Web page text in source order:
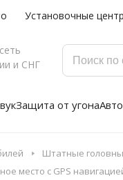
Установочные
и СНГ
Защита от угона
Штатные
место с GPS